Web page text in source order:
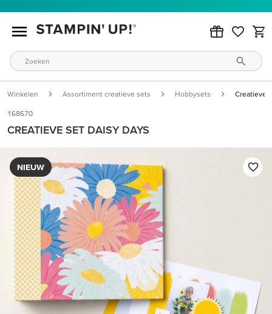
Winkelen Assortiment creatieve sets Hobbysets Creatieve
168670
CREATIEVE SET DAISY DAYS
NIEUW